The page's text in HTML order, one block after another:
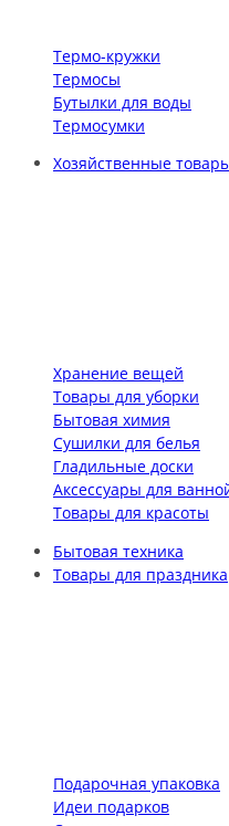
Термо-кружки
Термосы
Бутылки для воды
Термосумки
Хозяйственные
Хранение вещей
Товары для уборки
Бытовая химия
Сушилки для белья
Гладильные доски
Аксессуары для
Товары для красоты
Бытовая техника
Товары для праздника
Подарочная упаковка
Идеи подарков